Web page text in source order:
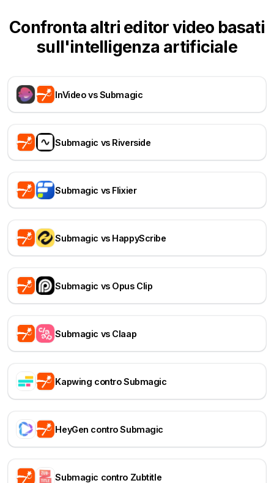
Confronta altri editor video basati
sull'intelligenza artificiale
InVideo vs Submagic
Submagic vs Riverside
Submagic vs Flixier
Submagic vs HappyScribe
Submagic vs Opus Clip
Submagic vs Claap
Kapwing contro Submagic
HeyGen contro Submagic
Submagic contro Zubtitle